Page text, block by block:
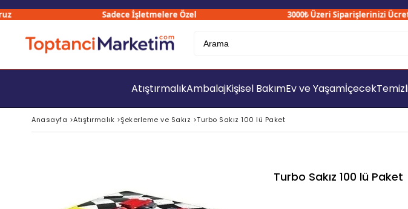
Sadece İşletmelere Özel 3000₺ Üzeri Siparişlerinizi
AtıştırmalıkAmbalajKişisel BakımEv ve Yaşamİçecek
Anasayfa >Atıştırmalık >Şekerleme ve Sakız >Turbo Sakız 100 lü Paket
Turbo Sakız 100 lü Paket